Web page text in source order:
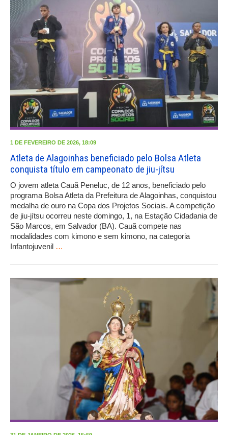
1 DE FEVEREIRO DE 2026, 18:09
Atleta de Alagoinhas beneficiado pelo Bolsa Atleta
conquista título em campeonato de jiu-jítsu
O jovem atleta Cauã Peneluc, de 12 anos, beneficiado pelo
programa Bolsa Atleta da Prefeitura de Alagoinhas, conquistou
medalha de ouro na Copa dos Projetos Sociais. A competição
de jiu-jítsu ocorreu neste domingo, 1, na Estação Cidadania de
São Marcos, em Salvador (BA). Cauã compete nas
modalidades com kimono e sem kimono, na categoria
Infantojuvenil …